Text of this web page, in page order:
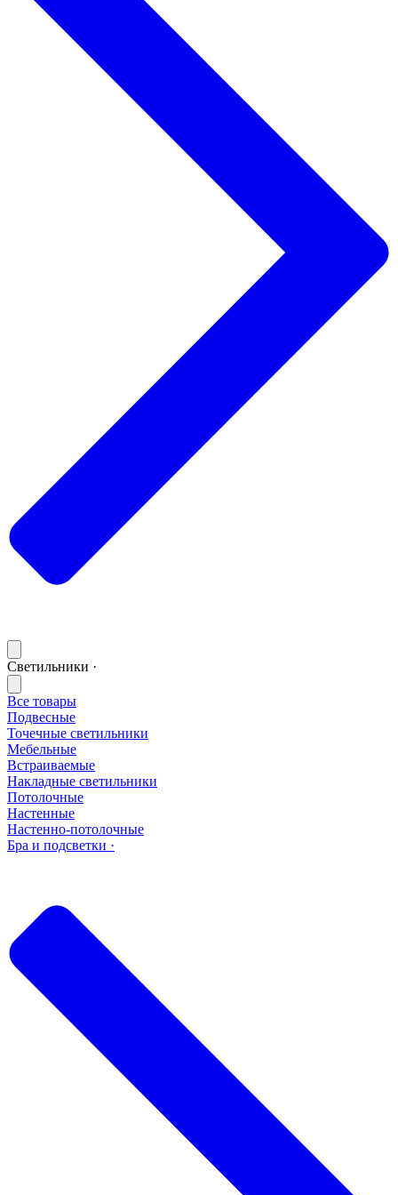
Светильники ·
Все товары
Подвесные
Точечные светильники
Мебельные
Встраиваемые
Накладные светильники
Потолочные
Настенные
Настенно-потолочные
Бра и подсветки ·